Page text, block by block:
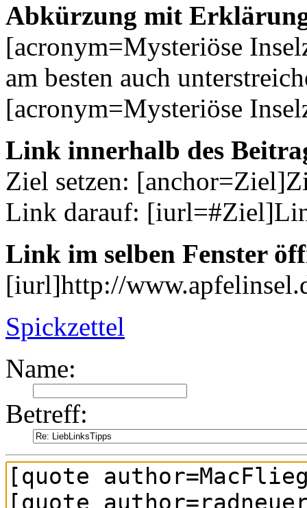
Abkürzung mit
[acronym=Mysteriöse
am besten auch
[acronym=Mysteriöse
Link innerhalb des
Ziel setzen:
Link darauf:
Link im selben Fenster
[iurl]http://
Spickzettel
Name:
Betreff: